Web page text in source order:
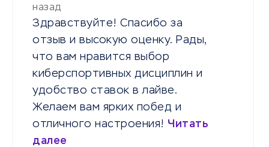
назад
Здравствуйте! Спасибо за
отзыв и высокую оценку. Рады,
что вам нравится выбор
киберспортивных дисциплин и
удобство ставок в лайве.
Желаем вам ярких побед и
отличного настроения! Читать
далее